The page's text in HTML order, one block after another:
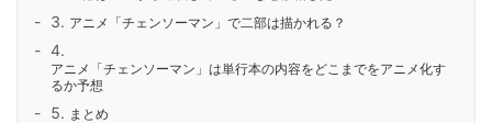
アニメ「チェンソーマン」で二部は描かれる？
アニメ「チェンソーマン」は単行本の内容をどこまでをアニメ化す
るか予想
まとめ